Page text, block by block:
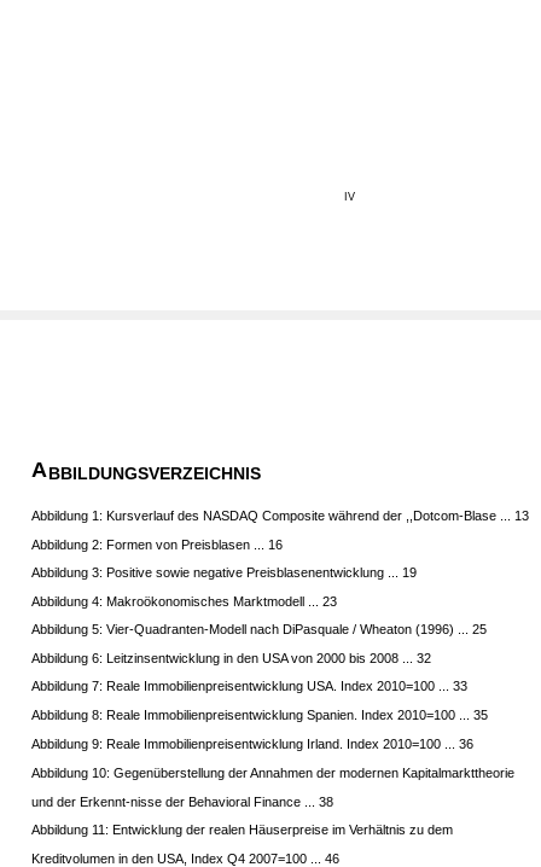
IV
ABBILDUNGSVERZEICHNIS
Abbildung 1: Kursverlauf des NASDAQ Composite während der ,,Dotcom-Blase ... 13
Abbildung 2: Formen von Preisblasen ... 16
Abbildung 3: Positive sowie negative Preisblasenentwicklung ... 19
Abbildung 4: Makroökonomisches Marktmodell ... 23
Abbildung 5: Vier-Quadranten-Modell nach DiPasquale / Wheaton (1996) ... 25
Abbildung 6: Leitzinsentwicklung in den USA von 2000 bis 2008 ... 32
Abbildung 7: Reale Immobilienpreisentwicklung USA. Index 2010=100 ... 33
Abbildung 8: Reale Immobilienpreisentwicklung Spanien. Index 2010=100 ... 35
Abbildung 9: Reale Immobilienpreisentwicklung Irland. Index 2010=100 ... 36
Abbildung 10: Gegenüberstellung der Annahmen der modernen Kapitalmarkttheorie
und der Erkennt-nisse der Behavioral Finance ... 38
Abbildung 11: Entwicklung der realen Häuserpreise im Verhältnis zu dem
Kreditvolumen in den USA, Index Q4 2007=100 ... 46